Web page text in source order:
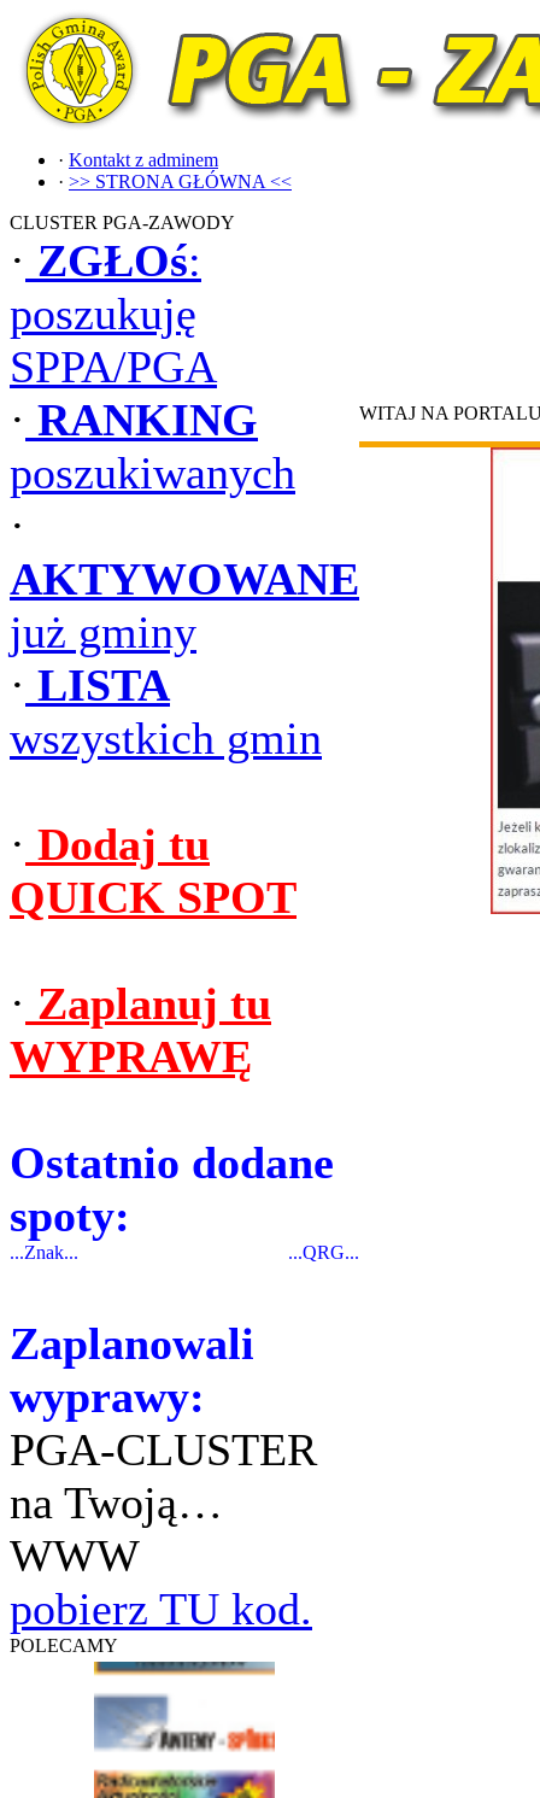
· Kontakt z adminem
· >> STRONA GŁÓWNA <<
CLUSTER PGA-ZAWODY
· ZGŁOś:
poszukuję
SPPA/PGA
· RANKING
poszukiwanych
·
AKTYWOWANE
już gminy
· LISTA
wszystkich gmin
· Dodaj tu
QUICK SPOT
· Zaplanuj tu
WYPRAWĘ
Ostatnio dodane
spoty:
...Znak... ...QRG...
Zaplanowali
wyprawy:
PGA-CLUSTER
na Twoją…
WWW
pobierz TU kod.
POLECAMY
WITAJ NA